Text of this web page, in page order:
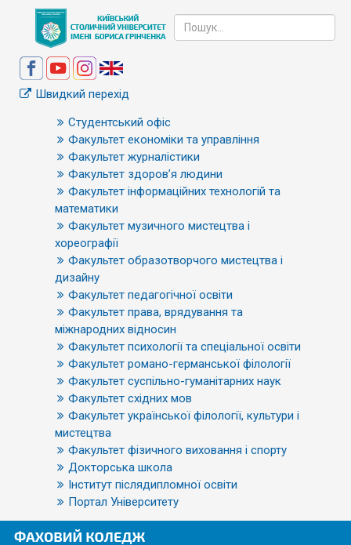
Швидкий перехід
Студентський офіс
Факультет економіки та управління
Факультет журналістики
Факультет здоров’я людини
Факультет інформаційних технологій та
математики
Факультет музичного мистецтва і
хореографії
Факультет образотворчого мистецтва і
дизайну
Факультет педагогічної освіти
Факультет права, врядування та
міжнародних відносин
Факультет психології та спеціальної освіти
Факультет романо-германської філології
Факультет суспільно-гуманітарних наук
Факультет східних мов
Факультет української філології, культури і
мистецтва
Факультет фізичного виховання і спорту
Докторська школа
Інститут післядипломної освіти
Портал Університету